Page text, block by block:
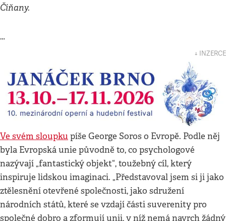
Číňany.
…
↓ INZERCE
Ve svém sloupku píše George Soros o Evropě. Podle něj
byla Evropská unie původně to, co psychologové
nazývají „fantastický objekt“, toužebný cíl, který
inspiruje lidskou imaginaci. „Představoval jsem si ji jako
ztělesnění otevřené společnosti, jako sdružení
národních států, které se vzdají části suverenity pro
společné dobro a zformují unii, v níž nemá navrch žádný